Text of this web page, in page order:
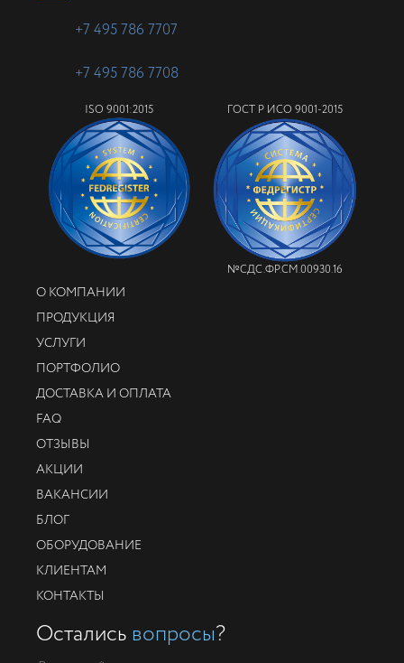
+7 495 786 7707
+7 495 786 7708
ISO 9001:2015 ГОСТ Р ИСО 9001-2015
№СДС.ФР.СМ.00930.16
О КОМПАНИИ
ПРОДУКЦИЯ
УСЛУГИ
ПОРТФОЛИО
ДОСТАВКА И ОПЛАТА
FAQ
ОТЗЫВЫ
АКЦИИ
ВАКАНСИИ
БЛОГ
ОБОРУДОВАНИЕ
КЛИЕНТАМ
КОНТАКТЫ
Остались вопросы?